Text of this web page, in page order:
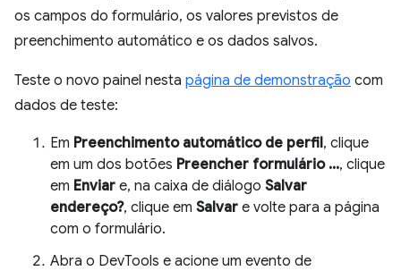
os campos do formulário, os valores previstos de
preenchimento automático e os dados salvos.
Teste o novo painel nesta página de demonstração com
dados de teste:
Em Preenchimento automático de perfil, clique
em um dos botões Preencher formulário ..., clique
em Enviar e, na caixa de diálogo Salvar
endereço?, clique em Salvar e volte para a página
com o formulário.
Abra o DevTools e acione um evento de